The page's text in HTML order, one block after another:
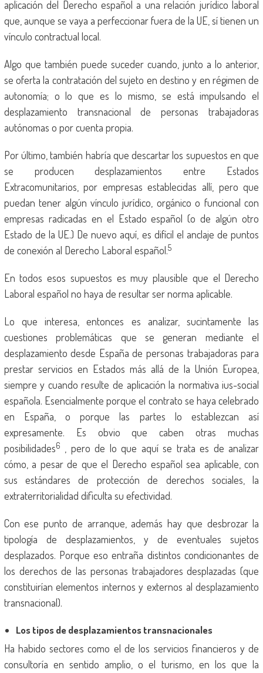
aplicación del Derecho español a una relación jurídico laboral
que, aunque se vaya a perfeccionar fuera de la UE, sí tienen un
vínculo contractual local.
Algo que también puede suceder cuando, junto a lo anterior,
se oferta la contratación del sujeto en destino y en régimen de
autonomía; o lo que es lo mismo, se está impulsando el
desplazamiento transnacional de personas trabajadoras
autónomas o por cuenta propia.
Por último, también habría que descartar los supuestos en que
se producen desplazamientos entre Estados
Extracomunitarios, por empresas establecidas allí, pero que
puedan tener algún vínculo jurídico, orgánico o funcional con
empresas radicadas en el Estado español (o de algún otro
Estado de la UE.) De nuevo aquí, es difícil el anclaje de puntos
de conexión al Derecho Laboral español.5
En todos esos supuestos es muy plausible que el Derecho
Laboral español no haya de resultar ser norma aplicable.
Lo que interesa, entonces es analizar, sucintamente las
cuestiones problemáticas que se generan mediante el
desplazamiento desde España de personas trabajadoras para
prestar servicios en Estados más allá de la Unión Europea,
siempre y cuando resulte de aplicación la normativa ius-social
española. Esencialmente porque el contrato se haya celebrado
en España, o porque las partes lo establezcan así
expresamente. Es obvio que caben otras muchas
posibilidades6 , pero de lo que aquí se trata es de analizar
cómo, a pesar de que el Derecho español sea aplicable, con
sus estándares de protección de derechos sociales, la
extraterritorialidad dificulta su efectividad.
Con ese punto de arranque, además hay que desbrozar la
tipología de desplazamientos, y de eventuales sujetos
desplazados. Porque eso entraña distintos condicionantes de
los derechos de las personas trabajadores desplazadas (que
constituirían elementos internos y externos al desplazamiento
transnacional).
Los tipos de desplazamientos transnacionales
Ha habido sectores como el de los servicios financieros y de
consultoría en sentido amplio, o el turismo, en los que la